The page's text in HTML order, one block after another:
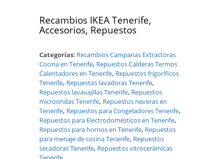
Recambios IKEA Tenerife,
Accesorios, Repuestos
Categorías: Recambios Campanas Extractoras
Cocina en Tenerife, Repuestos Calderas Termos
Calentadores en Tenerife, Repuestos frigoríficos
Tenerife, Repuestos lavadoras Tenerife,
Repuestos lavavajillas Tenerife, Repuestos
microondas Tenerife, Repuestos neveras en
Tenerife, Repuestos para Congeladores Tenerife,
Repuestos para Electrodomésticos en Tenerife,
Repuestos para hornos en Tenerife, Repuestos
para menaje de cocina Tenerife, Repuestos
secadoras Tenerife, Repuestos vitrocerámicas